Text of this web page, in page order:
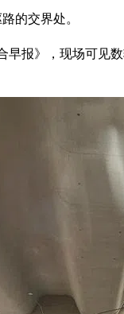
的交界处。
报》，现场可见